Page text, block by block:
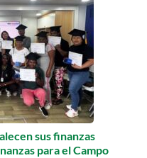
sus finanzas
para el Campo